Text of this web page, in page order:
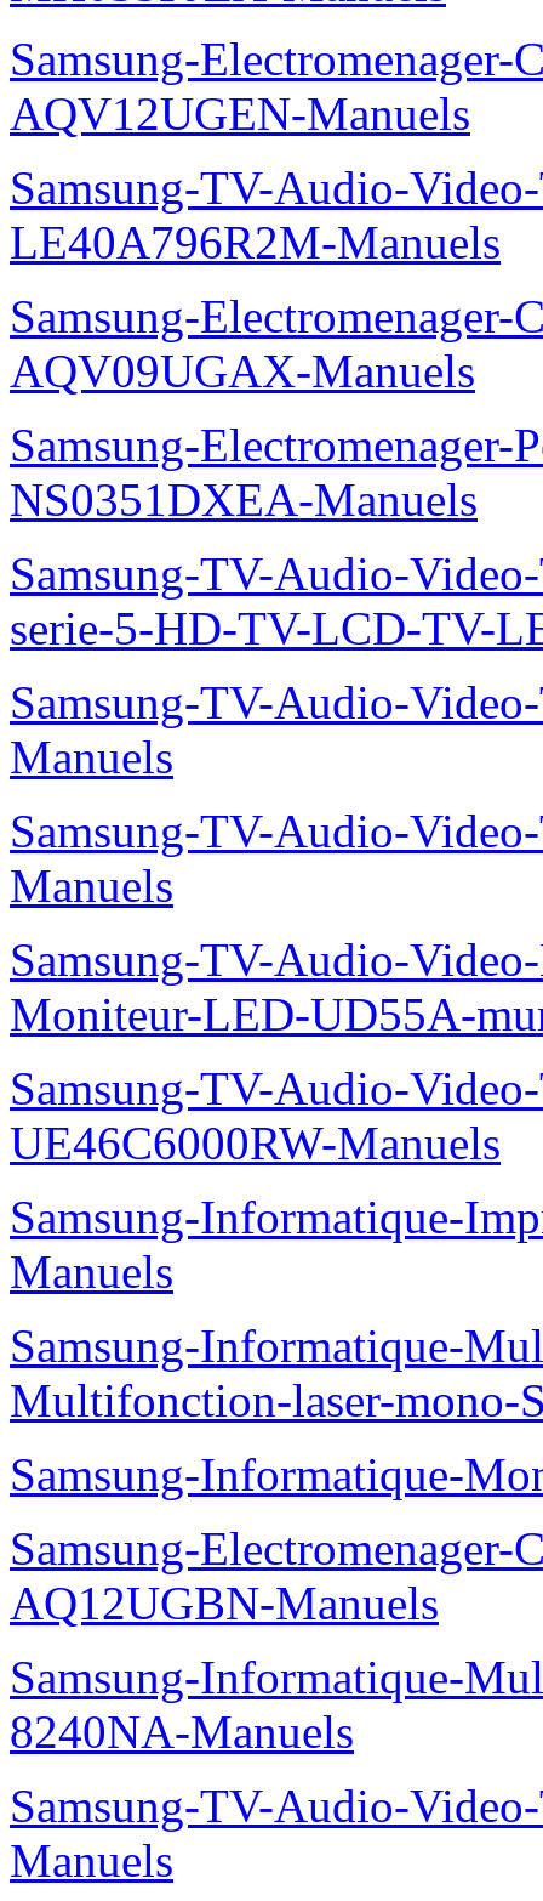
Samsung-Electromenager-
AQV12UGEN-Manuels
Samsung-TV-Audio-
LE40A796R2M-Manuels
Samsung-Electromenager-
AQV09UGAX-Manuels
Samsung-
NS0351DXEA-Manuels
Samsung-TV-Audio-
serie-5-HD-TV-LCD-TV-
Samsung-TV-Audio-
Manuels
Samsung-TV-Audio-
Manuels
Samsung-TV-Audio-
Moniteur-LED-UD55A-
Samsung-TV-Audio-
UE46C6000RW-Manuels
Samsung-Informatique-
Manuels
Samsung-Informatique-
Multifonction-laser-mono-
Samsung-Informatique-
Samsung-Electromenager-
AQ12UGBN-Manuels
Samsung-Informatique-
8240NA-Manuels
Samsung-TV-Audio-
Manuels